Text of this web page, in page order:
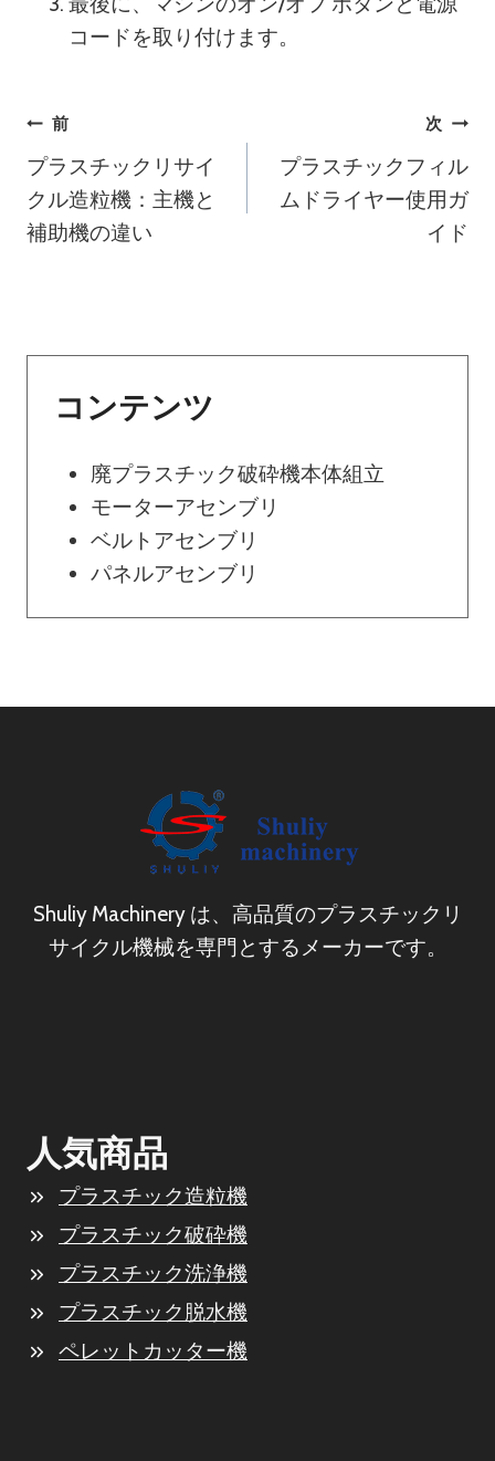
コードを取り付けます。
投
稿
ナ
ゲ
ー
前
プラスチックリサイ
クル造粒機：主機と
補助機の違い
次
プラスチックフィル
ムドライヤー使用ガ
イド
コンテンツ
廃プラスチック破砕機本体組立
モーターアセンブリ
ベルトアセンブリ
パネルアセンブリ
Shuliy Machinery は、高品質のプラスチックリ
サイクル機械を専門とするメーカーです。
人気商品
プラスチック造粒機
プラスチック破砕機
プラスチック洗浄機
プラスチック脱水機
ペレットカッター機